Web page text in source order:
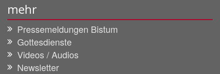
mehr
Pressemeldungen Bistum
Gottesdienste
Videos / Audios
Newsletter